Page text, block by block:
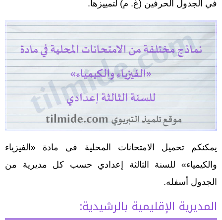
في الجدول الحرفين (غ. م) لتمييزها.
يمكنكم تحميل الامتحانات المحلية في مادة «الفيزياء
والكيمياء» للسنة الثالثة إعدادي حسب كل مديرية من
الجدول أسفله.
المديرية الإقليمية بالرشيدية: